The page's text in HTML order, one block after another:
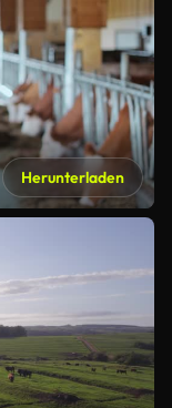
Herunterladen